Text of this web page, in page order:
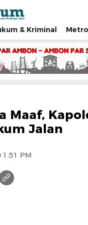
& Kriminal
Maaf,
Jalan
PM